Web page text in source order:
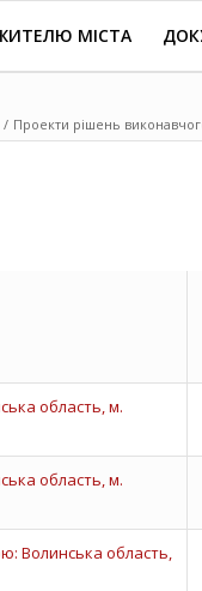
МІСТА
/ Проекти рішень
область, м.
область, м.
Волинська область,